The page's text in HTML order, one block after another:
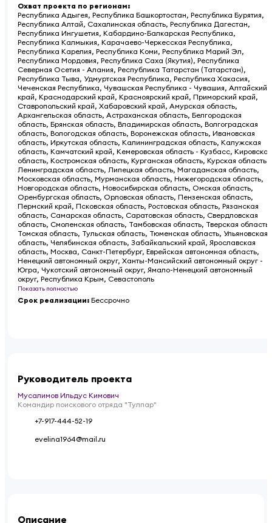
Охват проекта по регионам:
Республика Адыгея, Республика Башкортостан, Республика Бурятия,
Республика Алтай, Сахалинская область, Республика Дагестан,
Республика Ингушетия, Кабардино-Балкарская Республика,
Республика Калмыкия, Карачаево-Черкесская Республика,
Республика Карелия, Республика Коми, Республика Марий Эл,
Республика Мордовия, Республика Саха (Якутия), Республика
Северная Осетия - Алания, Республика Татарстан (Татарстан),
Республика Тыва, Удмуртская Республика, Республика Хакасия,
Чеченская Республика, Чувашская Республика - Чувашия, Алтайский
край, Краснодарский край, Красноярский край, Приморский край,
Ставропольский край, Хабаровский край, Амурская область,
Архангельская область, Астраханская область, Белгородская
область, Брянская область, Владимирская область, Волгоградская
область, Вологодская область, Воронежская область, Ивановская
область, Иркутская область, Калининградская область, Калужская
область, Камчатский край, Кемеровская область - Кузбасс, Кировская
область, Костромская область, Курганская область, Курская область,
Ленинградская область, Липецкая область, Магаданская область,
Московская область, Мурманская область, Нижегородская область,
Новгородская область, Новосибирская область, Омская область,
Оренбургская область, Орловская область, Пензенская область,
Пермский край, Псковская область, Ростовская область, Рязанская
область, Самарская область, Саратовская область, Свердловская
область, Смоленская область, Тамбовская область, Тверская область,
Томская область, Тульская область, Тюменская область, Ульяновская
область, Челябинская область, Забайкальский край, Ярославская
область, Москва, Санкт-Петербург, Еврейская автономная область,
Ненецкий автономный округ, Ханты-Мансийский автономный округ -
Югра, Чукотский автономный округ, Ямало-Ненецкий автономный
округ, Республика Крым, Севастополь
Показать полностью
Срок реализации: Бессрочно
Руководитель проекта
Мусалимов Ильдус Кимович
Командир поискового отряда "Тулпар"
+7-917-444-52-19
evelina1964@mail.ru
Описание